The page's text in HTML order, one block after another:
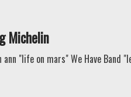
Michelin
"life on mars" We Have Band